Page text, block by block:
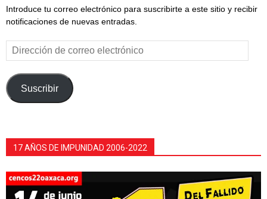
Introduce tu correo electrónico para suscribirte a este sitio y recibir
notificaciones de nuevas entradas.
Dirección
de
correo
electrónico
Suscribir
17 AÑOS DE IMPUNIDAD 2006-2022